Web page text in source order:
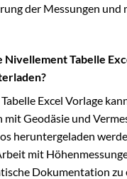
der Messungen und
Nivellement Tabelle
Excel Vorlage
mit Geodäsie und
heruntergeladen
mit
Dokumentation zu